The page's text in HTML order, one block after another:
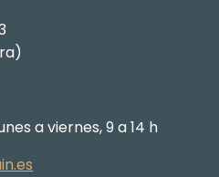
a viernes, 9 a 14 h